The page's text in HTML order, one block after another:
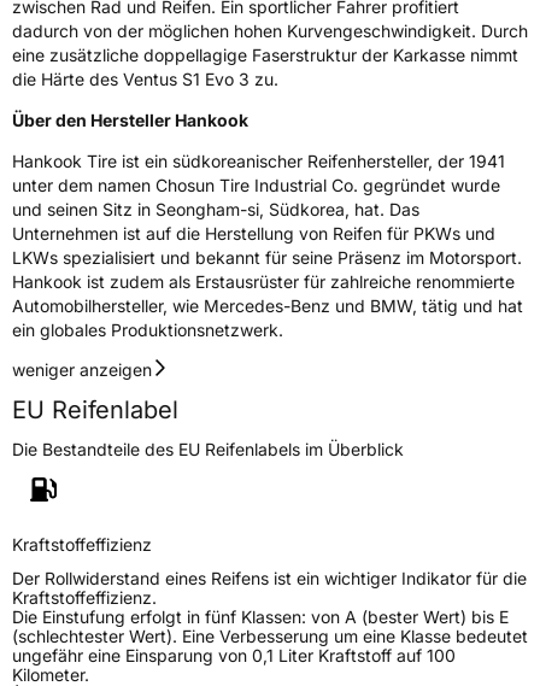
zwischen Rad und Reifen. Ein sportlicher Fahrer profitiert
dadurch von der möglichen hohen Kurvengeschwindigkeit. Durch
eine zusätzliche doppellagige Faserstruktur der Karkasse nimmt
die Härte des Ventus S1 Evo 3 zu.
Über den Hersteller Hankook
Hankook Tire ist ein südkoreanischer Reifenhersteller, der 1941
unter dem namen Chosun Tire Industrial Co. gegründet wurde
und seinen Sitz in Seongham-si, Südkorea, hat. Das
Unternehmen ist auf die Herstellung von Reifen für PKWs und
LKWs spezialisiert und bekannt für seine Präsenz im Motorsport.
Hankook ist zudem als Erstausrüster für zahlreiche renommierte
Automobilhersteller, wie Mercedes-Benz und BMW, tätig und hat
ein globales Produktionsnetzwerk.
weniger anzeigen
EU Reifenlabel
Die Bestandteile des EU Reifenlabels im Überblick
Kraftstoffeffizienz
Der Rollwiderstand eines Reifens ist ein wichtiger Indikator für die
Kraftstoffeffizienz.
Die Einstufung erfolgt in fünf Klassen: von A (bester Wert) bis E
(schlechtester Wert). Eine Verbesserung um eine Klasse bedeutet
ungefähr eine Einsparung von 0,1 Liter Kraftstoff auf 100
Kilometer.